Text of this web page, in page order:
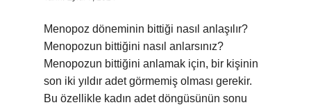
Menopoz döneminin bittiği nasıl anlaşılır?
Menopozun bittiğini nasıl anlarsınız?
Menopozun bittiğini anlamak için, bir kişinin
son iki yıldır adet görmemiş olması gerekir.
Bu özellikle kadın adet döngüsünün sonu